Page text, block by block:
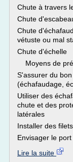
Chute à travers
Chute
Chute
vétuste ou mal
Chute d'échelle
Moyens de
S'assurer du
(échafaudage,
Utiliser des
chute et des
latérales
Installer des
Envisager le port
Lire la suite